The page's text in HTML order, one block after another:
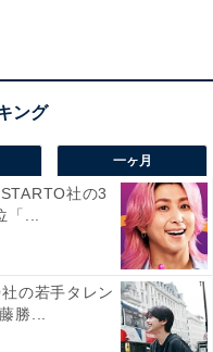
一ヶ月
社の3
...
の若手タレン
勝...